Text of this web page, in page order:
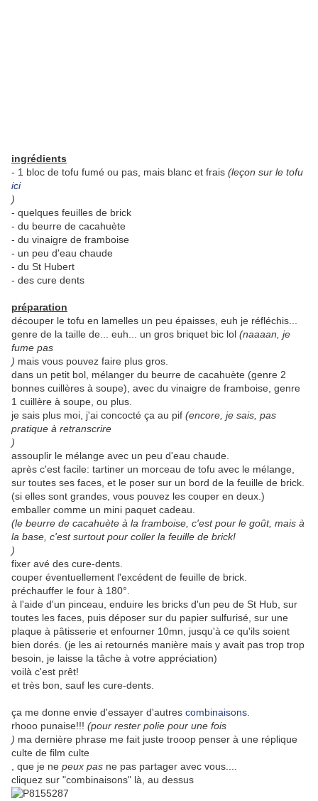
ingrédients
- 1 bloc de tofu fumé ou pas, mais blanc et frais (leçon sur le tofu
ici
)
- quelques feuilles de brick
- du beurre de cacahuète
- du vinaigre de framboise
- un peu d'eau chaude
- du St Hubert
- des cure dents
préparation
découper le tofu en lamelles un peu épaisses, euh je réfléchis...
genre de la taille de... euh... un gros briquet bic lol (naaaan, je
fume pas
) mais vous pouvez faire plus gros.
dans un petit bol, mélanger du beurre de cacahuète (genre 2
bonnes cuillères à soupe), avec du vinaigre de framboise, genre
1 cuillère à soupe, ou plus.
je sais plus moi, j'ai concocté ça au pif (encore, je sais, pas
pratique à retranscrire
)
assouplir le mélange avec un peu d'eau chaude.
après c'est facile: tartiner un morceau de tofu avec le mélange,
sur toutes ses faces, et le poser sur un bord de la feuille de brick.
(si elles sont grandes, vous pouvez les couper en deux.)
emballer comme un mini paquet cadeau.
(le beurre de cacahuète à la framboise, c'est pour le goût, mais à
la base, c'est surtout pour coller la feuille de brick!
)
fixer avé des cure-dents.
couper éventuellement l'excédent de feuille de brick.
préchauffer le four à 180°.
à l'aide d'un pinceau, enduire les bricks d'un peu de St Hub, sur
toutes les faces, puis déposer sur du papier sulfurisé, sur une
plaque à pâtisserie et enfourner 10mn, jusqu'à ce qu'ils soient
bien dorés. (je les ai retournés manière mais y avait pas trop trop
besoin, je laisse la tâche à votre appréciation)
voilà c'est prêt!
et très bon, sauf les cure-dents.
ça me donne envie d'essayer d'autres combinaisons
rhooo punaise!!! (pour rester polie pour une fois
) ma dernière phrase me fait juste trooop penser à une réplique
culte de film culte
, que je ne peux pas ne pas partager avec vous....
cliquez sur "combinaisons" là, au dessus